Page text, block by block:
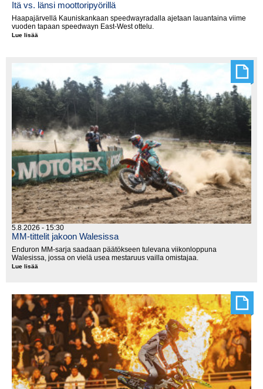
Itä vs. länsi moottoripyörillä
Haapajärvellä Kauniskankaan speedwayradalla ajetaan lauantaina viime
vuoden tapaan speedwayn East-West ottelu.
Lue lisää
5.8.2026 - 15:30
MM-tittelit jakoon Walesissa
Enduron MM-sarja saadaan päätökseen tulevana viikonloppuna
Walesissa, jossa on vielä usea mestaruus vailla omistajaa.
Lue lisää